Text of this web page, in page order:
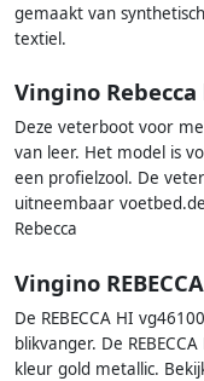
gemaakt van
textiel.
Vingino
Deze veterboot voor
van leer. Het model is
een profielzool. De
uitneembaar
Rebecca
Vingino
De REBECCA HI
blikvanger. De
kleur gold metallic.